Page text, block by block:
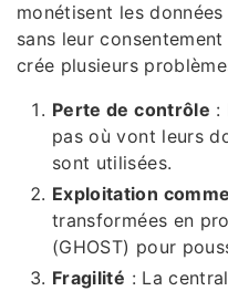
monétisent les
sans leur
crée plusieurs
Perte de contrôle :
pas où vont leurs
sont utilisées.
Exploitation
transformées en
(GHOST) pour
Fragilité : La